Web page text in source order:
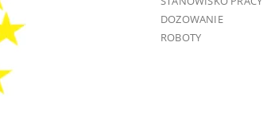
DOZOWANIE
ROBOTY